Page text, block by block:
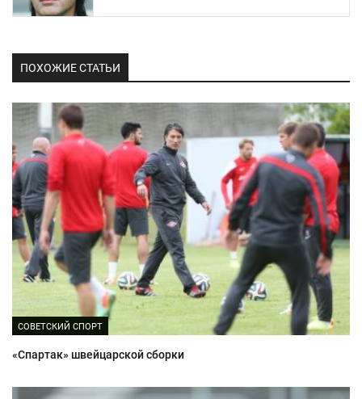
ПОХОЖИЕ СТАТЬИ
СОВЕТСКИЙ СПОРТ
«Спартак» швейцарской сборки